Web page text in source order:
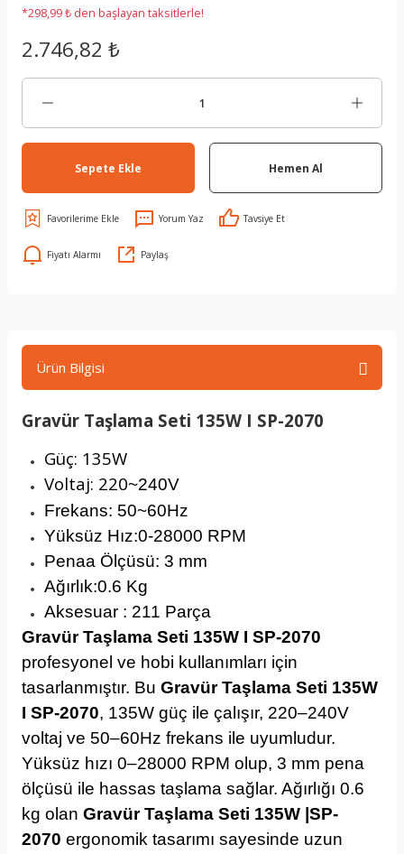
*298,99 ₺ den başlayan taksitlerle!
2.746,82 ₺
Sepete Ekle Hemen Al
Yorum Yaz Tavsiye Et
Fiyatı Alarmı Paylaş
Ürün Bilgisi
Gravür Taşlama Seti 135W I SP-2070
Güç: 135W
Voltaj: 220~240V
Frekans: 50~60Hz
Yüksüz Hız:0-28000 RPM
Penaa Ölçüsü: 3 mm
Ağırlık:0.6 Kg
Aksesuar : 211 Parça
Gravür Taşlama Seti 135W I SP-2070
profesyonel ve hobi kullanımları için
tasarlanmıştır. Bu Gravür Taşlama Seti 135W
I SP-2070, 135W güç ile çalışır, 220–240V
voltaj ve 50–60Hz frekans ile uyumludur.
Yüksüz hızı 0–28000 RPM olup, 3 mm pena
ölçüsü ile hassas taşlama sağlar. Ağırlığı 0.6
kg olan Gravür Taşlama Seti 135W |SP-
2070 ergonomik tasarımı sayesinde uzun